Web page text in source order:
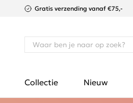
Gratis verzending vanaf €75,-
Collectie Nieuw